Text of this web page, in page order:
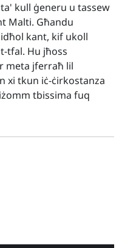
kull ġeneru u tassew
Malti. Għandu
kant, kif ukoll
tfal. Hu jħoss
meta jferraħ lil
xi tkun iċ-ċirkostanza
tbissima fuq